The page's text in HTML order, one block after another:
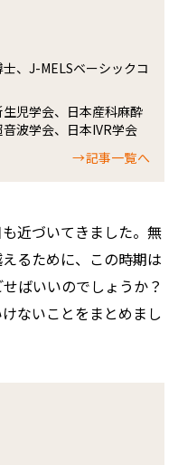
、J-MELSベーシックコ
児学会、日本産科麻酔
波学会、日本IVR学会
→記事一覧へ
近づいてきました。無
るために、この時期は
ばいいのでしょうか？
ないことをまとめまし